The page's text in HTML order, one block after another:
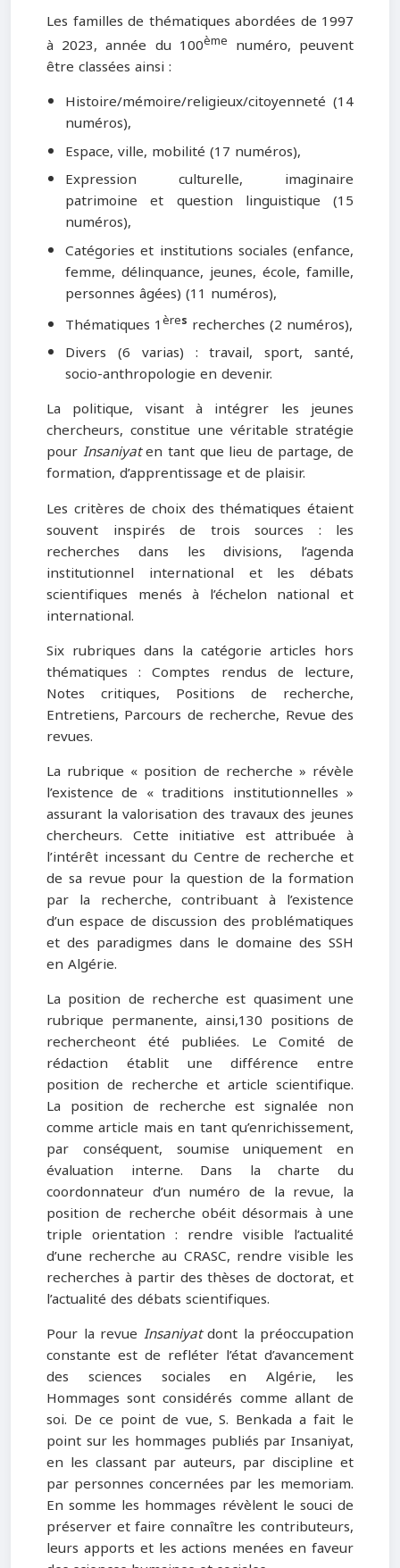
Les familles de thématiques abordées de 1997
à 2023, année du 100ème numéro, peuvent
être classées ainsi :
Histoire/mémoire/religieux/citoyenneté (14
numéros),
Espace, ville, mobilité (17 numéros),
Expression culturelle, imaginaire
patrimoine et question linguistique (15
numéros),
Catégories et institutions sociales (enfance,
femme, délinquance, jeunes, école, famille,
personnes âgées) (11 numéros),
Thématiques 1ères recherches (2 numéros),
Divers (6 varias) : travail, sport, santé,
socio-anthropologie en devenir.
La politique, visant à intégrer les jeunes
chercheurs, constitue une véritable stratégie
pour Insaniyaten tant que lieu de partage, de
formation, d’apprentissage et de plaisir.
Les critères de choix des thématiques étaient
souvent inspirés de trois sources : les
recherches dans les divisions, l’agenda
institutionnel international et les débats
scientifiques menés à l’échelon national et
international.
Six rubriques dans la catégorie articles hors
thématiques : Comptes rendus de lecture,
Notes critiques, Positions de recherche,
Entretiens, Parcours de recherche, Revue des
revues.
La rubrique « position de recherche » révèle
l’existence de « traditions institutionnelles »
assurant la valorisation des travaux des jeunes
chercheurs. Cette initiative est attribuée à
l’intérêt incessant du Centre de recherche et
de sa revue pour la question de la formation
par la recherche, contribuant à l’existence
d’un espace de discussion des problématiques
et des paradigmes dans le domaine des SSH
en Algérie.
La position de recherche est quasiment une
rubrique permanente, ainsi,130 positions de
rechercheont été publiées. Le Comité de
rédaction établit une différence entre
position de recherche et article scientifique.
La position de recherche est signalée non
comme article mais en tant qu’enrichissement,
par conséquent, soumise uniquement en
évaluation interne. Dans la charte du
coordonnateur d’un numéro de la revue, la
position de recherche obéit désormais à une
triple orientation : rendre visible l’actualité
d’une recherche au CRASC, rendre visible les
recherches à partir des thèses de doctorat, et
l’actualité des débats scientifiques.
Pour la revue Insaniyatdont la préoccupation
constante est de refléter l’état d’avancement
des sciences sociales en Algérie, les
Hommages sont considérés comme allant de
soi. De ce point de vue, S. Benkada a fait le
point sur les hommages publiés par Insaniyat,
en les classant par auteurs, par discipline et
par personnes concernées par les memoriam.
En somme les hommages révèlent le souci de
préserver et faire connaître les contributeurs,
leurs apports et les actions menées en faveur